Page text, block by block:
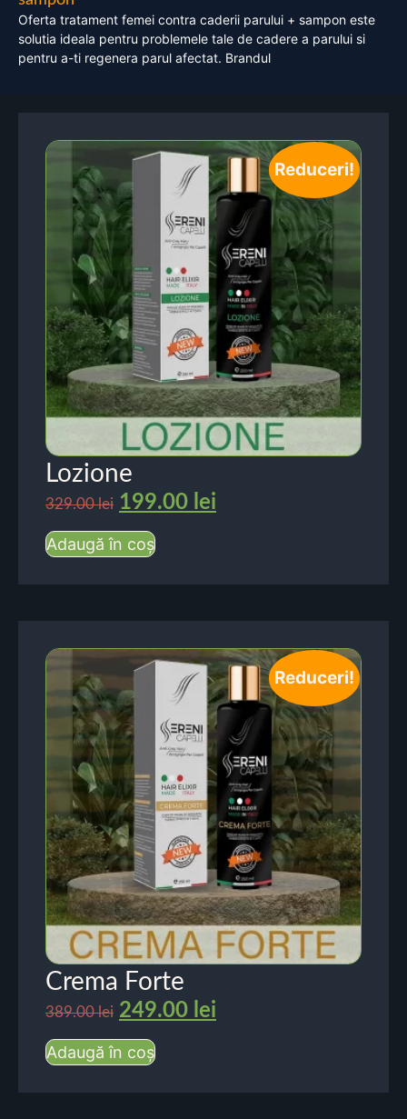
Oferta tratament femei contra caderii parului + sampon este
solutia ideala pentru problemele tale de cadere a parului si
pentru a-ti regenera parul afectat. Brandul
Reduceri!
Lozione
329.00lei 199.00 lei
Adaugă în coș
Reduceri!
Crema Forte
389.00lei 249.00 lei
Adaugă în coș